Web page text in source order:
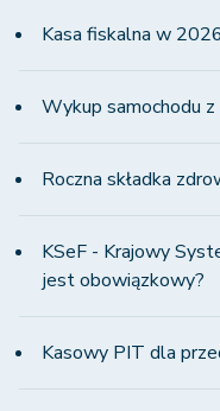
Kasa fiskalna w
Wykup samochodu
Roczna składka
KSeF - Krajowy
jest obowiązkowy?
Kasowy PIT dla